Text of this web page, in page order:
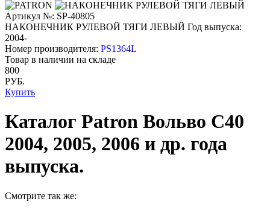
Артикул №: SP-40805
НАКОНЕЧНИК РУЛЕВОЙ ТЯГИ ЛЕВЫЙ Год выпуска:
2004-
Номер производителя: PS1364L
Товар в наличии на складе
800
РУБ.
Купить
Каталог Patron Вольво С40
2004, 2005, 2006 и др. года
выпуска.
Смотрите так же: